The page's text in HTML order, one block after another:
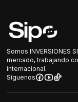
Somos INVERSIONES
mercado, trabajando
internacional.
Síguenos